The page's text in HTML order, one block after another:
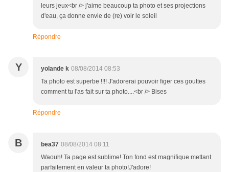
leurs jeux<br /> j'aime beaucoup ta photo et ses projections
d'eau, ça donne envie de (re) voir le soleil
Répondre
Y yolande k 08/08/2014 08:53
Ta photo est superbe !!!! J'adorerai pouvoir figer ces gouttes
comment tu l'as fait sur ta photo....<br /> Bises
Répondre
B bea37 08/08/2014 08:11
Waouh! Ta page est sublime! Ton fond est magnifique mettant
parfaitement en valeur ta photo!J'adore!